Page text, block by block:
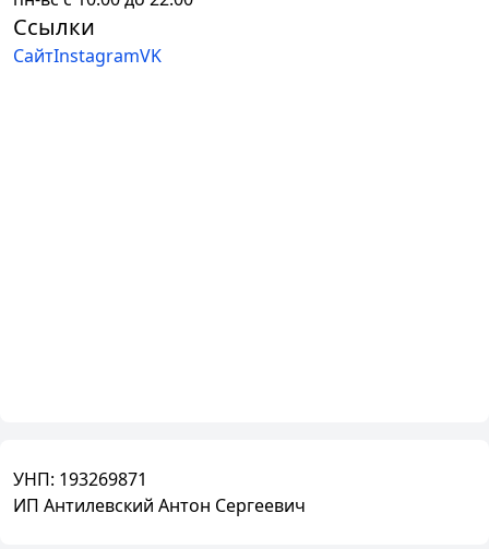
Ссылки
СайтInstagramVK
УНП: 193269871
ИП Антилевский Антон Сергеевич